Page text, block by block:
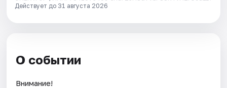
Действует до 31 августа 2026
О событии
Внимание!